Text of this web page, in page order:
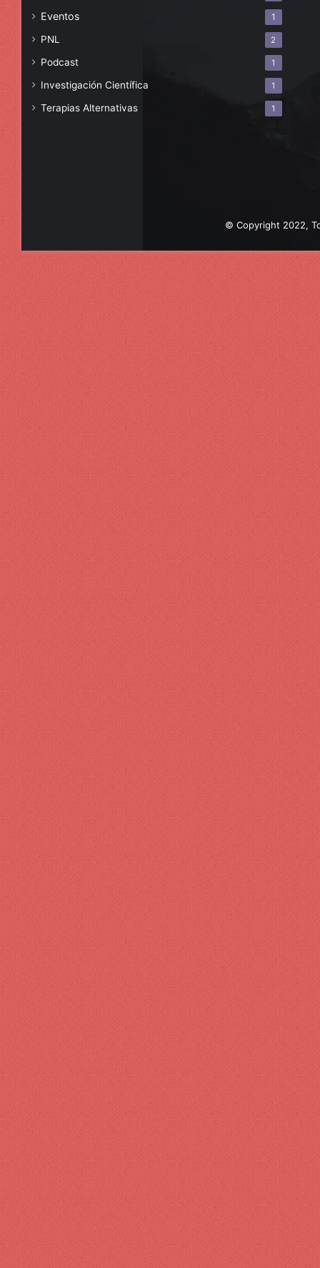
Eventos 1
PNL 2
Podcast 1
Investigación Científica 1
Terapias Alternativas 1
© Copyright 2022,